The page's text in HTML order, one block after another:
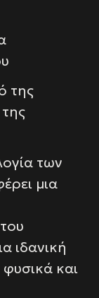
της
των
μια
ιδανική
και